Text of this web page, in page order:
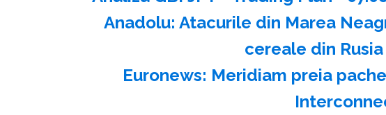
Anadolu: Atacurile din Marea
cereale din
Euronews: Meridiam preia